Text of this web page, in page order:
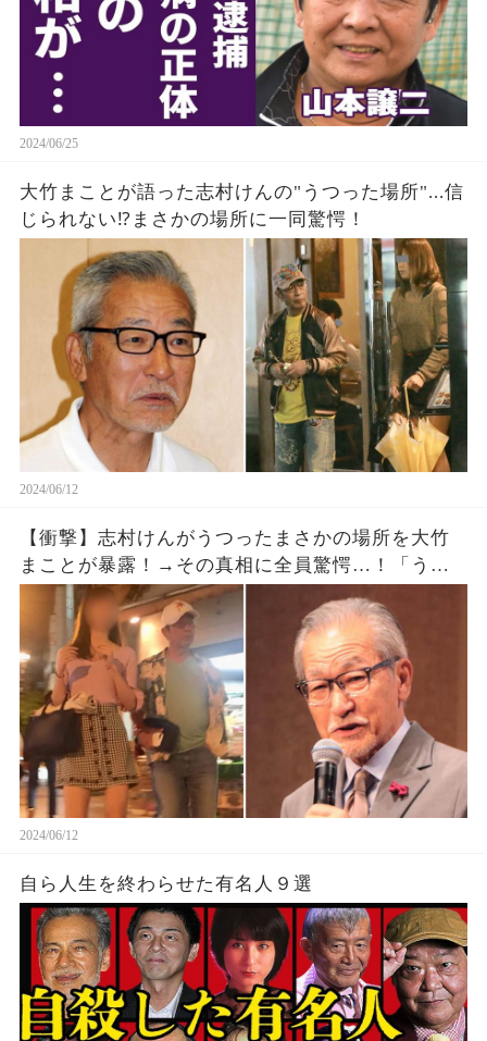
2024/06/25
大竹まことが語った志村けんの"うつった場所"...信
じられない⁉まさかの場所に一同驚愕！
2024/06/12
【衝撃】志村けんがうつったまさかの場所を大竹
まことが暴露！→その真相に全員驚愕…！「うそ
やん！」「偽情報はいい加減に！」
2024/06/12
自ら人生を終わらせた有名人９選